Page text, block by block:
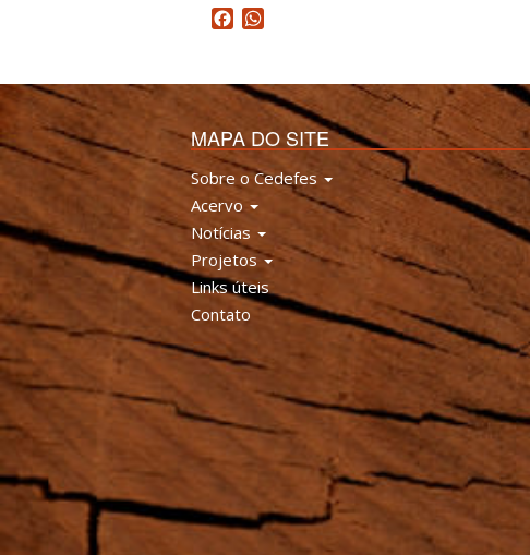
Facebook
MAPA DO SITE
Sobre o Cedefes
Acervo
Notícias
Projetos
Links úteis
Contato